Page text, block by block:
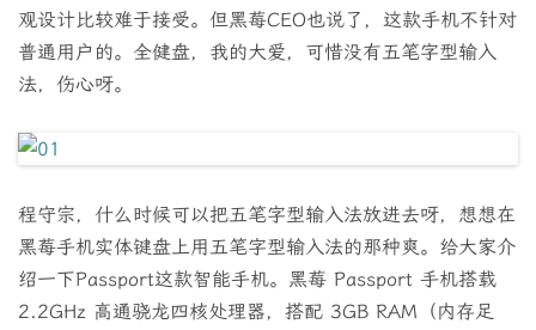
观设计比较难于接受。但黑莓CEO也说了，这款手机不针对
普通用户的。全健盘，我的大爱，可惜没有五笔字型输入
法，伤心呀。
程守宗，什么时候可以把五笔字型输入法放进去呀，想想在
黑莓手机实体键盘上用五笔字型输入法的那种爽。给大家介
绍一下Passport这款智能手机。黑莓 Passport 手机搭载
2.2GHz 高通骁龙四核处理器，搭配 3GB RAM（内存足